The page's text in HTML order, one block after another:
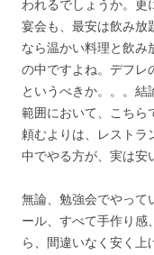
われるでしょうか。更
宴会も、最安は飲み放
なら温かい料理と飲み
の中ですよね。デフレ
というべきか。。。結
範囲において、こちら
頼むよりは、レストラ
中でやる方が、実は安
無論、勉強会でやって
ール、すべて手作り感
ら、間違いなく安く